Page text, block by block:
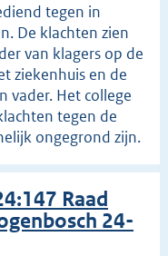
tegen in
De klachten zien
van klagers op de
ziekenhuis en de
vader. Het college
tegen de
ongegrond zijn.
Raad
24-